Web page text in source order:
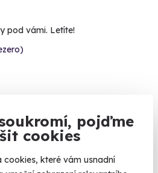
pojďme
cookies
cookies, které vám usnadní
pod vámi. Letíte!
2026